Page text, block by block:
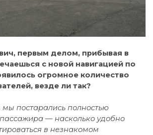
первым делом, прибывая в
с новой навигацией по
огромное количество
везде ли так?
постарались полностью
— насколько удобно
в незнакомом